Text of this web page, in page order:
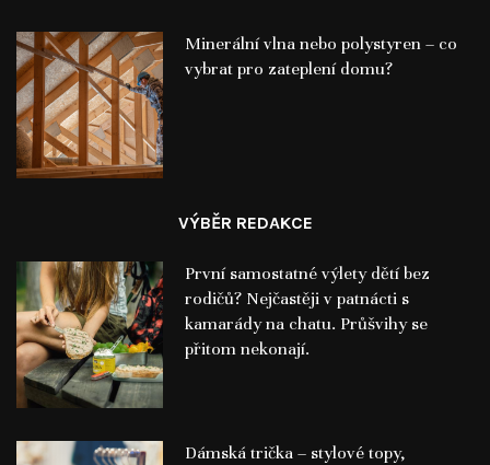
Minerální vlna nebo polystyren – co
vybrat pro zateplení domu?
VÝBĚR REDAKCE
První samostatné výlety dětí bez
rodičů? Nejčastěji v patnácti s
kamarády na chatu. Průšvihy se
přitom nekonají.
Dámská trička – stylové topy,